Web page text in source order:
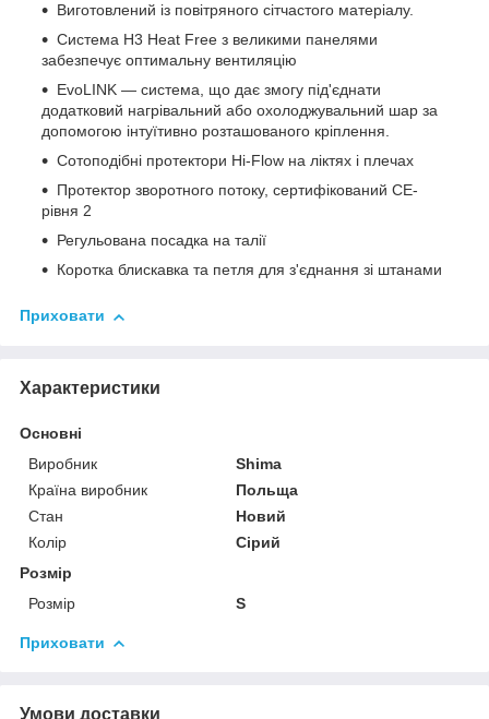
Виготовлений із повітряного сітчастого матеріалу.
Система H3 Heat Free з великими панелями
забезпечує оптимальну вентиляцію
EvoLINK — система, що дає змогу під'єднати
додатковий нагрівальний або охолоджувальний шар за
допомогою інтуїтивно розташованого кріплення.
Сотоподібні протектори Hi-Flow на ліктях і плечах
Протектор зворотного потоку, сертифікований CE-
рівня 2
Регульована посадка на талії
Коротка блискавка та петля для з'єднання зі штанами
Приховати
Характеристики
Основні
Виробник
Shima
Країна виробник
Польща
Стан
Новий
Колір
Сірий
Розмір
Розмір
S
Приховати
Умови доставки